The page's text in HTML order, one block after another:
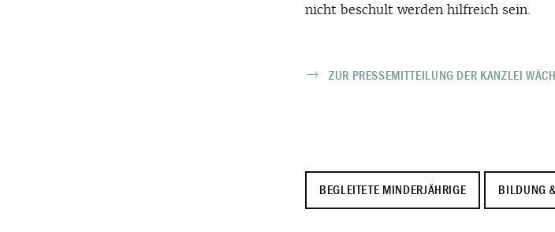
nicht beschult werden hilfreich sein.
ZUR PRESSEMITTEILUNG DER KANZLEI
BEGLEITETE MINDERJÄHRIGE BILDUNG